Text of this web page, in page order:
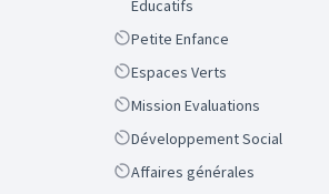
Educatifs
ScopePetite Enfance
ScopeEspaces Verts
ScopeMission Evaluations
ScopeDéveloppement Social
ScopeAffaires générales